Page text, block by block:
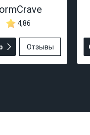
4,86
Отзывы